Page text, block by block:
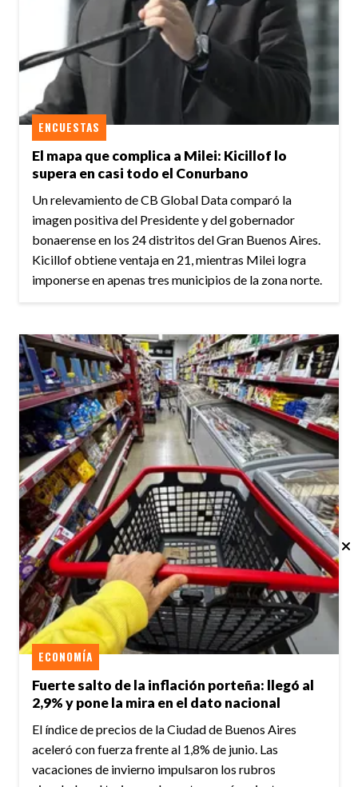
El mapa que complica a Milei: Kicillof lo
supera en casi todo el Conurbano
ENCUESTAS
Un relevamiento de CB Global Data comparó la
imagen positiva del Presidente y del gobernador
bonaerense en los 24 distritos del Gran Buenos Aires.
Kicillof obtiene ventaja en 21, mientras Milei logra
imponerse en apenas tres municipios de la zona norte.
Fuerte salto de la inflación porteña: llegó al
2,9% y pone la mira en el dato nacional
ECONOMÍA
El índice de precios de la Ciudad de Buenos Aires
aceleró con fuerza frente al 1,8% de junio. Las
vacaciones de invierno impulsaron los rubros